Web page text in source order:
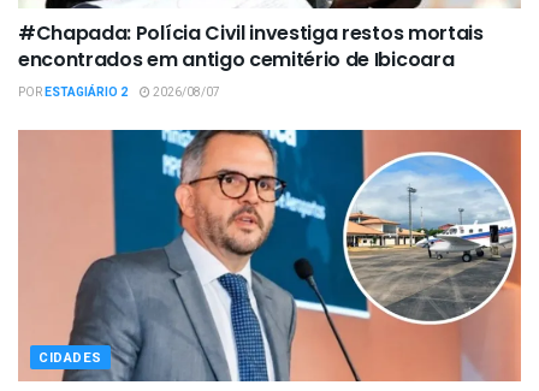
#Chapada: Polícia Civil investiga restos mortais
encontrados em antigo cemitério de Ibicoara
PORESTAGIÁRIO 2 2026/08/07
CIDADES